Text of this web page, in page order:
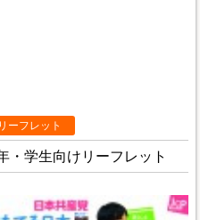
ーフレット
・学生向けリーフレット